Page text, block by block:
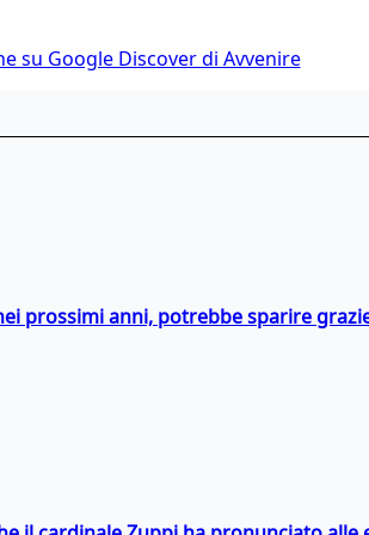
su Google Discover di Avvenire
prossimi anni, potrebbe sparire